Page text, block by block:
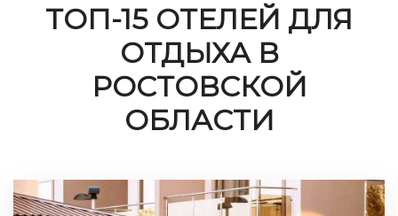
ТОП-15 ОТЕЛЕЙ ДЛЯ
ОТДЫХА В
РОСТОВСКОЙ
ОБЛАСТИ